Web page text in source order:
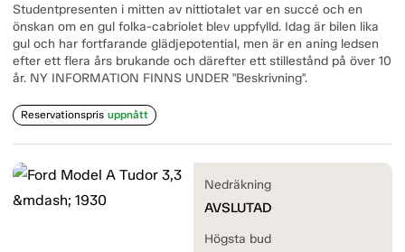
Studentpresenten i mitten av nittiotalet var en succé och en
önskan om en gul folka-cabriolet blev uppfylld. Idag är bilen lika
gul och har fortfarande glädjepotential, men är en aning ledsen
efter ett flera års brukande och därefter ett stillestånd på över 10
år. NY INFORMATION FINNS UNDER "Beskrivning".
Reservationspris uppnått
Nedräkning
AVSLUTAD
Högsta bud